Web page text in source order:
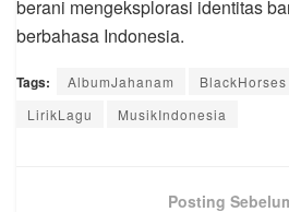
berani mengeksplorasi identitas
berbahasa Indonesia.
Tags: AlbumJahanam BlackHorses
LirikLagu
MusikIndonesia
Posting